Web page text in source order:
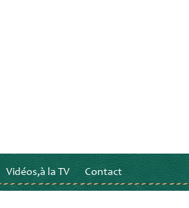
Vidéos,à la TV Contact